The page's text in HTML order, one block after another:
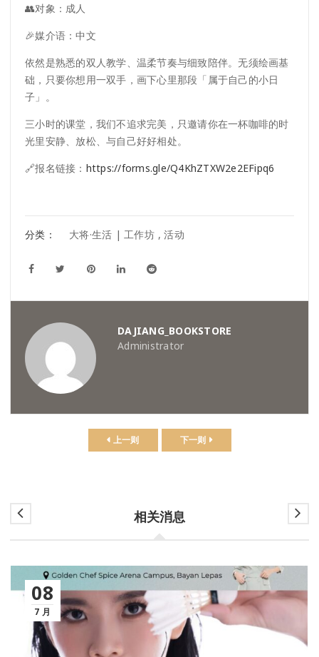
👥对象：成人
🎉媒介语：中文
依然是熟悉的双人教学、温柔节奏与细致陪伴。无须绘画基
础，只要你想用一双手，画下心里那段「属于自己的小日
子」。
三小时的课堂，我们不追求完美，只邀请你在一杯咖啡的时
光里安静、放松、与自己好好相处。
🔗报名链接： https://forms.gle/Q4KhZTXW2e2EFipq6
分类： 大将·生活 | 工作坊 ,活动
DAJIANG_BOOKSTORE
Administrator
上一则 下一则
相关消息
08
7 月